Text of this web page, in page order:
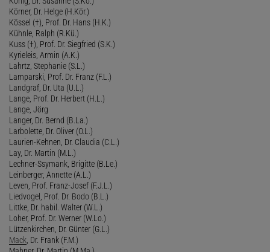
Körner, Dr. Helge (H.Kör.)
Kössel (†), Prof. Dr. Hans (H.K.)
Kühnle, Ralph (R.Kü.)
Kuss (†), Prof. Dr. Siegfried (S.K.)
Kyrieleis, Armin (A.K.)
Lahrtz, Stephanie (S.L.)
Lamparski, Prof. Dr. Franz (F.L.)
Landgraf, Dr. Uta (U.L.)
Lange, Prof. Dr. Herbert (H.L.)
Lange, Jörg
Langer, Dr. Bernd (B.La.)
Larbolette, Dr. Oliver (O.L.)
Laurien-Kehnen, Dr. Claudia (C.L.)
Lay, Dr. Martin (M.L.)
Lechner-Ssymank, Brigitte (B.Le.)
Leinberger, Annette (A.L.)
Leven, Prof. Franz-Josef (F.J.L.)
Liedvogel, Prof. Dr. Bodo (B.L.)
Littke, Dr. habil. Walter (W.L.)
Loher, Prof. Dr. Werner (W.Lo.)
Lützenkirchen, Dr. Günter (G.L.)
Mack , Dr. Frank (F.M.)